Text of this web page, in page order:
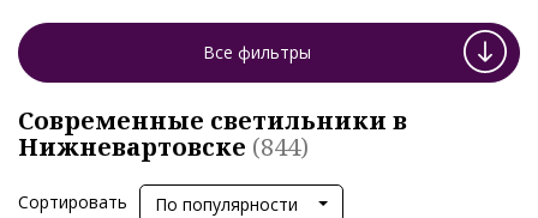
Все фильтры
Современные светильники в
Нижневартовске (844)
Сортировать По популярности